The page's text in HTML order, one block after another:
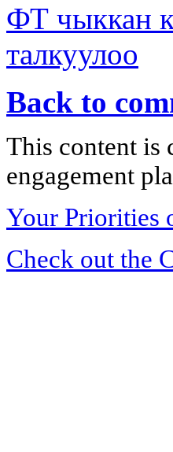
ФТ чыккан
талкуулоо
Back to
This content is
engagement
Your Priorities
Check out the